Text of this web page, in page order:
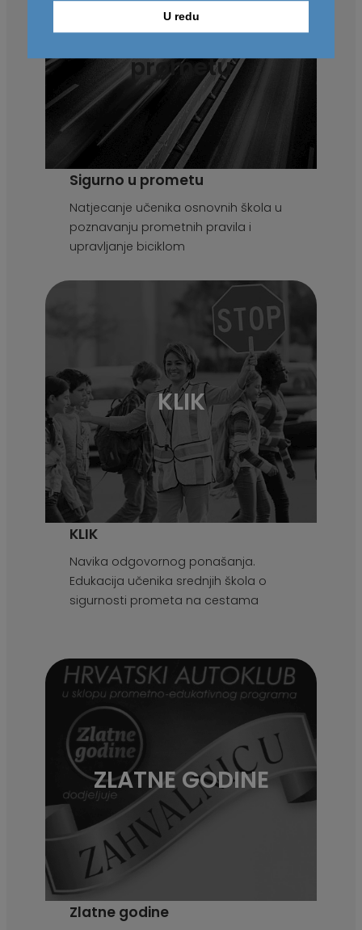
Sigurno u
prometu
Sigurno u prometu
Natjecanje učenika osnovnih škola u
poznavanju prometnih pravila i
upravljanje biciklom
KLIK
KLIK
Navika odgovornog ponašanja.
Edukacija učenika srednjih škola o
sigurnosti prometa na cestama
ZLATNE GODINE
Zlatne godine
U redu